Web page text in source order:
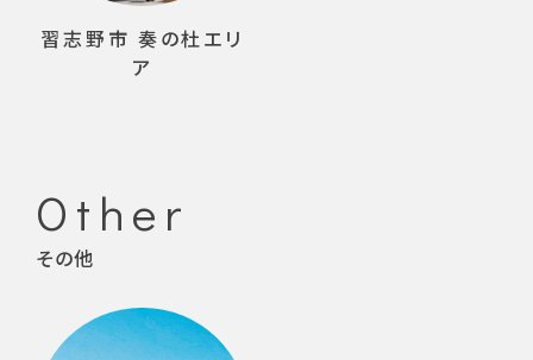
習志野市 奏の杜エリ
ア
その他
Other